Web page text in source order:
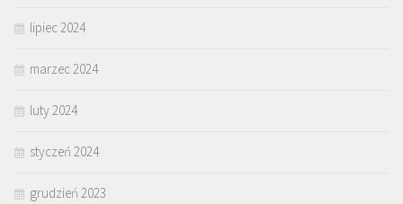
lipiec 2024
marzec 2024
luty 2024
styczeń 2024
grudzień 2023